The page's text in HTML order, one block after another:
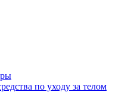
по уходу за телом